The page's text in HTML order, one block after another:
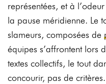
représentées, et à
la pause méridienne. Le
slameurs, composées de
équipes s’affrontent lors
textes collectifs, le tout
concourir, pas de